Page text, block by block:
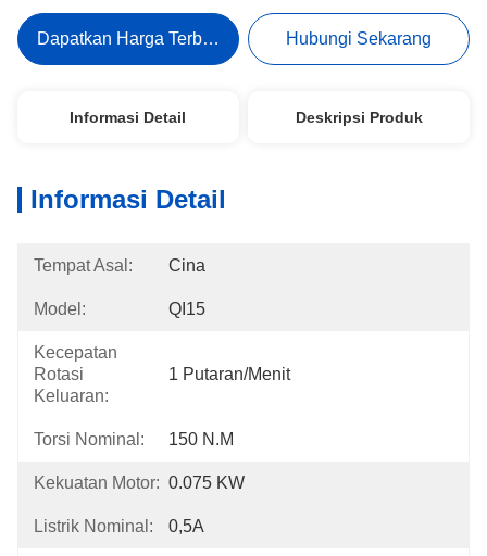
Dapatkan Harga Terbaik Hubungi Sekarang
Informasi Detail Deskripsi Produk
Informasi Detail
Tempat Asal: Cina
Model: QI15
Kecepatan
Rotasi
Keluaran:
1 Putaran/menit
Torsi Nominal: 150 N.m
Kekuatan Motor: 0.075 KW
Listrik Nominal: 0,5A